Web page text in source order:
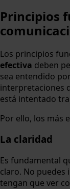
Principios
Los principios
efectiva deben
sea entendido
interpretaciones
está intentado
Por ello, los más
La claridad
Es fundamental
claro. No puedes
tengan que ver